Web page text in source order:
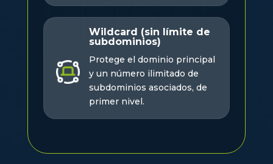
Wildcard (sin límite de
subdominios)
Protege el dominio principal
y un número ilimitado de
subdominios asociados, de
primer nivel.